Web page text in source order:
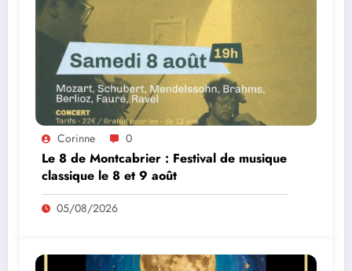
Corinne 0
Le 8 de Montcabrier : Festival de musique
classique le 8 et 9 août
05/08/2026